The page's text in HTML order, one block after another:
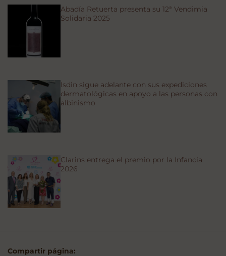
Abadía Retuerta presenta su 12ª Vendimia
Solidaria 2025
Isdin sigue adelante con sus expediciones
dermatológicas en apoyo a las personas con
albinismo
Clarins entrega el premio por la Infancia
2026
Compartir página: